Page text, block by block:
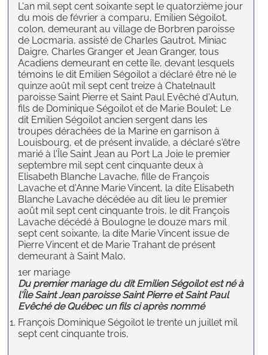
L'an mil sept cent soixante sept le quatorzième jour
du mois de février a comparu, Emilien Ségoilot,
colon, demeurant au village de Borbren paroisse
de Locmaria, assisté de Charles Gautrot, Miniac
Daigre, Charles Granger et Jean Granger, tous
Acadiens demeurant en cette île, devant lesquels
témoins le dit Emilien Ségoilot a déclaré être né le
quinze août mil sept cent treize à Chatelnault
paroisse Saint Pierre et Saint Paul Evêché d'Autun,
fils de Dominique Ségoilot et de Marie Boulet; Le
dit Emilien Ségoilot ancien sergent dans les
troupes dérachées de la Marine en garnison à
Louisbourg, et de présent invalide, a déclaré s'être
marié à l'Île Saint Jean au Port La Joie le premier
septembre mil sept cent cinquante deux à
Elisabeth Blanche Lavache, fille de François
Lavache et d'Anne Marie Vincent, la dite Elisabeth
Blanche Lavache décédée au dit lieu le premier
août mil sept cent cinquante trois, le dit François
Lavache décédé à Boulogne le douze mars mil
sept cent soixante, la dite Marie Vincent issue de
Pierre Vincent et de Marie Trahant de présent
demeurant à Saint Malo,
1er mariage
Du premier mariage du dit Emilien Ségoilot est né à
l'Île Saint Jean paroisse Saint Pierre et Saint Paul
Evêché de Québec un fils ci après nommé
François Dominique Ségoilot le trente un juillet mil
sept cent cinquante trois,